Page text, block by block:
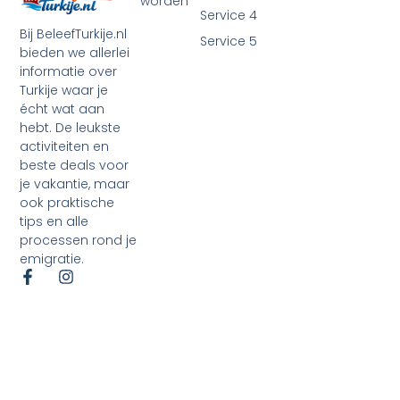
Bij BeleefTurkije.nl
bieden we allerlei
informatie over
Turkije waar je
écht wat aan
hebt. De leukste
activiteiten en
beste deals voor
je vakantie, maar
ook praktische
tips en alle
processen rond je
emigratie.
Service 4
Service 5